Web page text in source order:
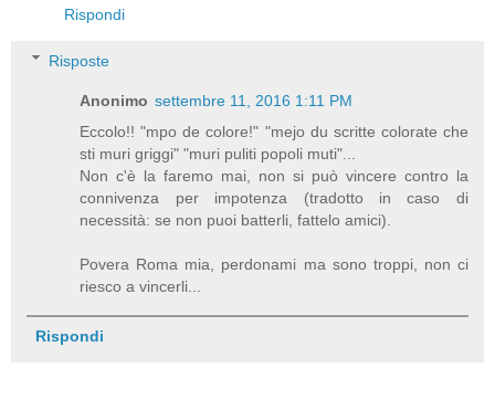
Rispondi
Risposte
Anonimo settembre 11, 2016 1:11 PM
Eccolo!! "mpo de colore!" "mejo du scritte colorate che
sti muri griggi" "muri puliti popoli muti"...
Non c'è la faremo mai, non si può vincere contro la
connivenza per impotenza (tradotto in caso di
necessità: se non puoi batterli, fattelo amici).
Povera Roma mia, perdonami ma sono troppi, non ci
riesco a vincerli...
Rispondi